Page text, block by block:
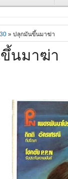
» ปลุกมันขึ้นมาฆ่า
นมาฆ่า